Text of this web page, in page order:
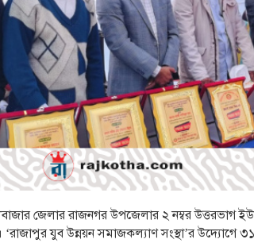
জেলার রাজনগর উপজেলার ২ নম্বর উত্তরভাগ
‘রাজাপুর যুব উন্নয়ন সমাজকল্যাণ সংস্থা’র উদ্যোগে